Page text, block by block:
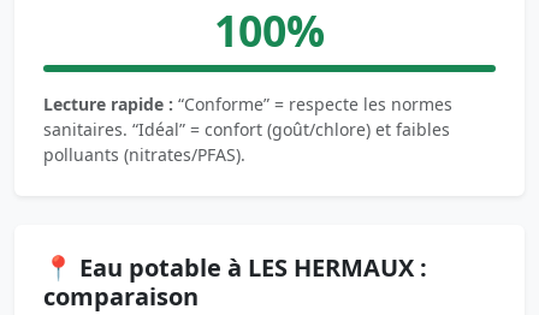
100%
Lecture rapide : “Conforme” = respecte les normes
sanitaires. “Idéal” = confort (goût/chlore) et faibles
polluants (nitrates/PFAS).
📍 Eau potable à LES HERMAUX :
comparaison